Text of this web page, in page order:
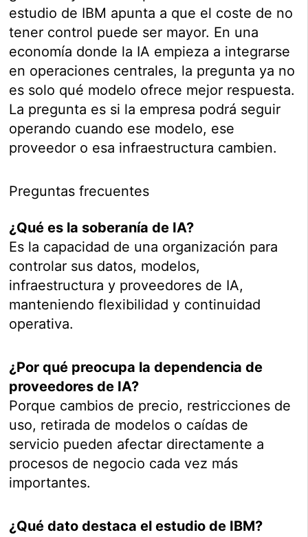
estudio de IBM apunta a que el coste de no
tener control puede ser mayor. En una
economía donde la IA empieza a integrarse
en operaciones centrales, la pregunta ya no
es solo qué modelo ofrece mejor respuesta.
La pregunta es si la empresa podrá seguir
operando cuando ese modelo, ese
proveedor o esa infraestructura cambien.
Preguntas frecuentes
¿Qué es la soberanía de IA?
Es la capacidad de una organización para
controlar sus datos, modelos,
infraestructura y proveedores de IA,
manteniendo flexibilidad y continuidad
operativa.
¿Por qué preocupa la dependencia de
proveedores de IA?
Porque cambios de precio, restricciones de
uso, retirada de modelos o caídas de
servicio pueden afectar directamente a
procesos de negocio cada vez más
importantes.
¿Qué dato destaca el estudio de IBM?